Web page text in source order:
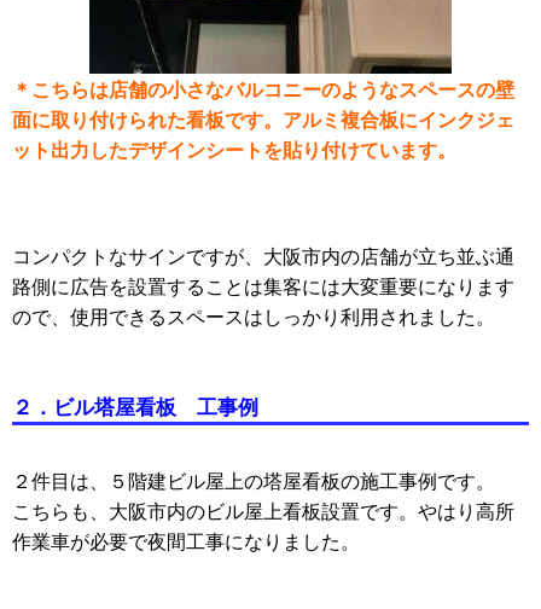
＊こちらは店舗の小さなバルコニーのようなスペースの壁
面に取り付けられた看板です。アルミ複合板にインクジェ
ット出力したデザインシートを貼り付けています。
コンパクトなサインですが、大阪市内の店舗が立ち並ぶ通
路側に広告を設置することは集客には大変重要になります
ので、使用できるスペースはしっかり利用されました。
２．ビル塔屋看板 工事例
２件目は、５階建ビル屋上の塔屋看板の施工事例です。
こちらも、大阪市内のビル屋上看板設置です。やはり高所
作業車が必要で夜間工事になりました。